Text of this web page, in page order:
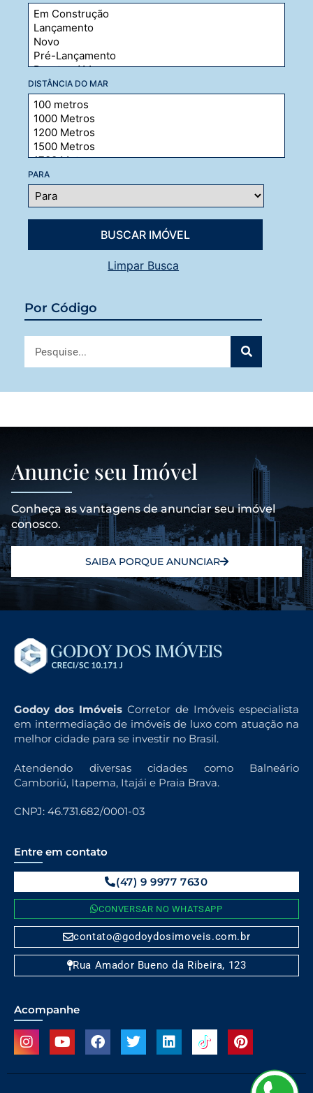
DISTÂNCIA DO MAR
PARA
Limpar Busca
Por Código
Anuncie seu Imóvel
Conheça as vantagens de anunciar seu imóvel
conosco.
SAIBA PORQUE ANUNCIAR
Godoy dos Imóveis Corretor de Imóveis especialista
em intermediação de imóveis de luxo com atuação na
melhor cidade para se investir no Brasil.
Atendendo diversas cidades como Balneário
Camboriú, Itapema, Itajái e Praia Brava.
CNPJ: 46.731.682/0001-03
Entre em contato
(47) 9 9977 7630
CONVERSAR NO WHATSAPP
contato@godoydosimoveis.com.br
Rua Amador Bueno da Ribeira, 123
Acompanhe